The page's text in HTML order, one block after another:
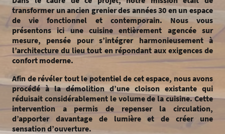
transformer un ancien grenier des années 30 en un espace
de vie fonctionnel et contemporain. Nous vous
présentons ici une cuisine entièrement agencée sur
mesure, pensée pour s’intégrer harmonieusement à
l’architecture du lieu tout en répondant aux exigences de
confort moderne.
Afin de révéler tout le potentiel de cet espace, nous avons
procédé à la démolition d’une cloison existante qui
réduisait considérablement le volume de la cuisine. Cette
intervention a permis de repenser la circulation,
d’apporter davantage de lumière et de créer une
sensation d’ouverture.